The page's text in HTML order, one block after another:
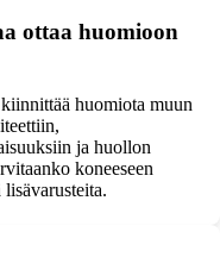
ottaa huomioon
huomiota muun
ja huollon
koneeseen